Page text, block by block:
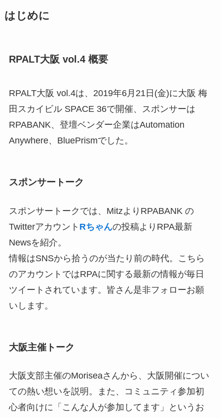
はじめに
RPALT大阪 vol.4 概要
RPALT大阪 vol.4は、2019年6月21日(金)に大阪 梅
田スカイビル SPACE 36で開催、スポンサーは
RPABANK、登壇ベンダー企業はAutomation
Anywhere、BluePrismでした。
スポンサートーク
スポンサートークでは、MitzよりRPABANK の
Twitterアカウント Rちゃんの投稿よりRPA最新
Newsを紹介。
情報はSNSから拾うのが当たり前の時代。こちら
のアカウントではRPAに関する最新の情報が毎日
ツイートされています。皆さん是非フォローお願
いします。
大阪主催トーク
大阪支部主催のMoriseaさんから、大阪開催につい
ての熱い想いを説明。また、コミュニティ参加初
心者向けに「こんな人が参加してます」というお